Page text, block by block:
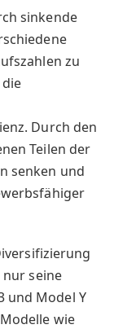
sinkende
zu
Durch den
Teilen der
senken und
seine
und Model Y
wie